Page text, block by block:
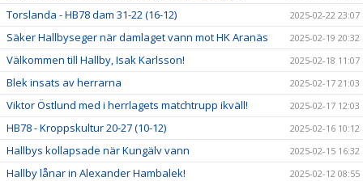
Torslanda - HB78 dam 31-22 (16-12) 2025-02-22 23:07
Säker Hallbyseger när damlaget vann mot HK Aranäs 2025-02-19 20:32
Välkommen till Hallby, Isak Karlsson! 2025-02-18 11:07
Blek insats av herrarna 2025-02-17 21:03
Viktor Östlund med i herrlagets matchtrupp ikväll! 2025-02-17 12:03
HB78 - Kroppskultur 20-27 (10-12) 2025-02-16 10:12
Hallbys kollapsade när Kungälv vann 2025-02-15 16:32
Hallby lånar in Alexander Hambalek! 2025-02-12 08:55